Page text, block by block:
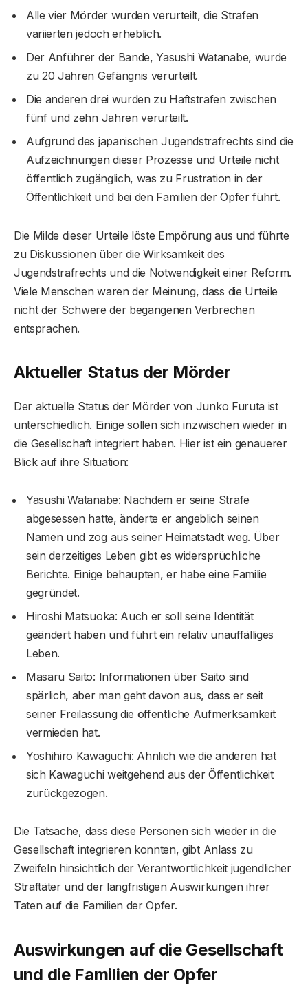
Alle vier Mörder wurden verurteilt, die Strafen
variierten jedoch erheblich.
Der Anführer der Bande, Yasushi Watanabe, wurde
zu 20 Jahren Gefängnis verurteilt.
Die anderen drei wurden zu Haftstrafen zwischen
fünf und zehn Jahren verurteilt.
Aufgrund des japanischen Jugendstrafrechts sind die
Aufzeichnungen dieser Prozesse und Urteile nicht
öffentlich zugänglich, was zu Frustration in der
Öffentlichkeit und bei den Familien der Opfer führt.
Die Milde dieser Urteile löste Empörung aus und führte
zu Diskussionen über die Wirksamkeit des
Jugendstrafrechts und die Notwendigkeit einer Reform.
Viele Menschen waren der Meinung, dass die Urteile
nicht der Schwere der begangenen Verbrechen
entsprachen.
Aktueller Status der Mörder
Der aktuelle Status der Mörder von Junko Furuta ist
unterschiedlich. Einige sollen sich inzwischen wieder in
die Gesellschaft integriert haben. Hier ist ein genauerer
Blick auf ihre Situation:
Yasushi Watanabe: Nachdem er seine Strafe
abgesessen hatte, änderte er angeblich seinen
Namen und zog aus seiner Heimatstadt weg. Über
sein derzeitiges Leben gibt es widersprüchliche
Berichte. Einige behaupten, er habe eine Familie
gegründet.
Hiroshi Matsuoka: Auch er soll seine Identität
geändert haben und führt ein relativ unauffälliges
Leben.
Masaru Saito: Informationen über Saito sind
spärlich, aber man geht davon aus, dass er seit
seiner Freilassung die öffentliche Aufmerksamkeit
vermieden hat.
Yoshihiro Kawaguchi: Ähnlich wie die anderen hat
sich Kawaguchi weitgehend aus der Öffentlichkeit
zurückgezogen.
Die Tatsache, dass diese Personen sich wieder in die
Gesellschaft integrieren konnten, gibt Anlass zu
Zweifeln hinsichtlich der Verantwortlichkeit jugendlicher
Straftäter und der langfristigen Auswirkungen ihrer
Taten auf die Familien der Opfer.
Auswirkungen auf die Gesellschaft
und die Familien der Opfer